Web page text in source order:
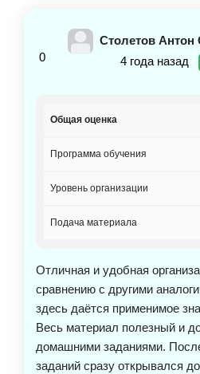
0
Столетов Антон
4 года назад
Общая оценка
Программа обучения
Уровень организации
Подача материала
Отличная и удобная
сравнению с другими
здесь даётся применимое
Весь материал полезный и
домашними заданиями.
заданий сразу открывался